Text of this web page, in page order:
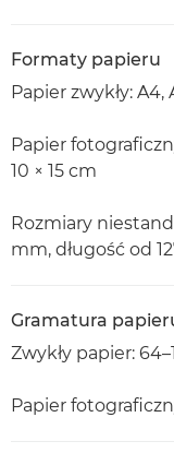
Formaty papieru
Papier zwykły: A4,
Papier
10 × 15 cm
Rozmiary
mm, długość od
Gramatura
Zwykły papier:
Papier